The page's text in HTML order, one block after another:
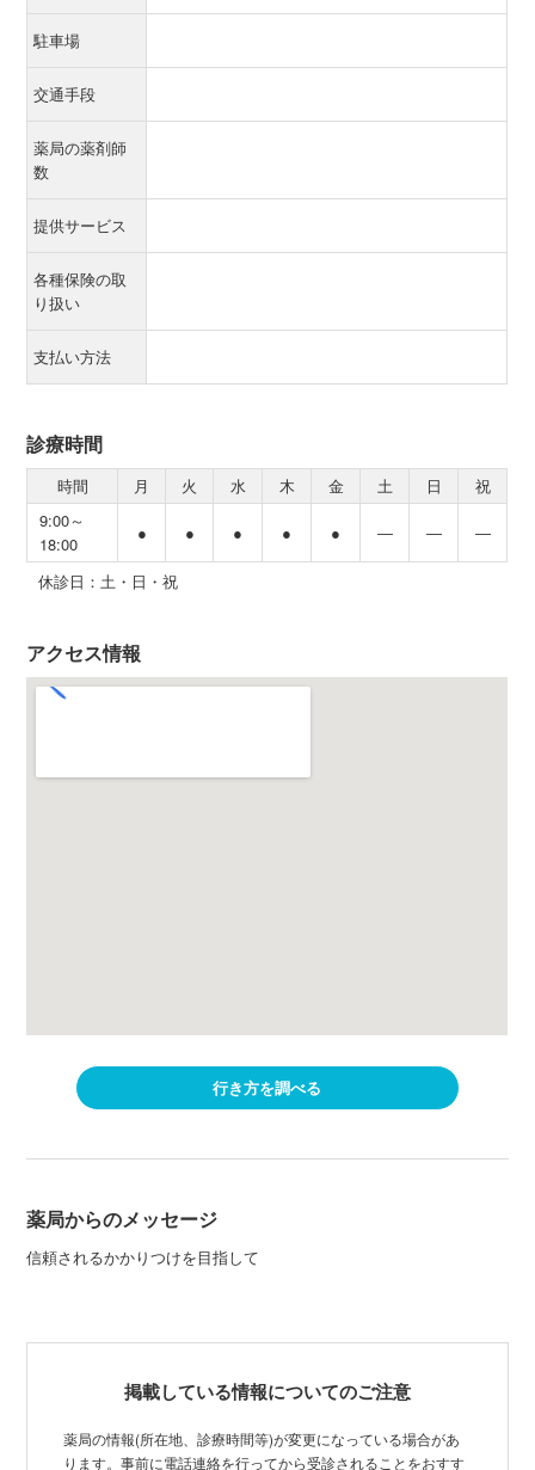
駐車場
交通手段
薬局の薬剤師
数
提供サービス
各種保険の取
り扱い
支払い方法
診療時間
時間 月 火 水 木 金 土 日
祝
9:00～
18:00
● ● ● ● ● ― ― ―
休診日：土・日・祝
アクセス情報
行き方を調べる
薬局からのメッセージ
信頼されるかかりつけを目指して
掲載している情報についてのご注意
薬局の情報(所在地、診療時間等)が変更になっている場合があ
ります。事前に電話連絡を行ってから受診されることをおすす